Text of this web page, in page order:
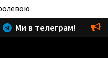
Ми в телеграм!